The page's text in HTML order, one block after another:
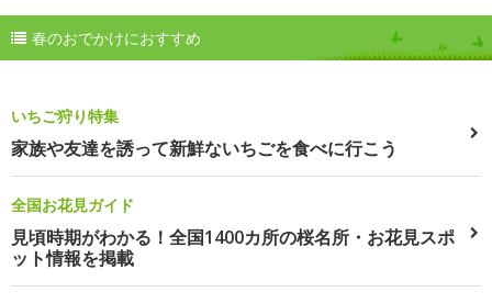
春のおでかけにおすすめ
いちご狩り特集
家族や友達を誘って新鮮ないちごを食べに行こう
全国お花見ガイド
見頃時期がわかる！全国1400カ所の桜名所・お花見スポ
ット情報を掲載